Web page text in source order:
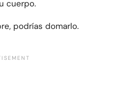
cuerpo.
podrías domarlo.